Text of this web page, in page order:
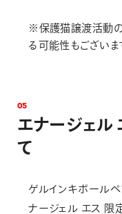
※保護猫譲渡活動
る可能性もございま
05
エナー ジェ ル
て
ゲルインキボールペ
ナージェル エス 限